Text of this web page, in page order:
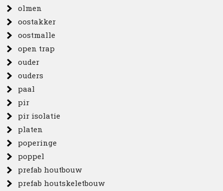
olmen
oostakker
oostmalle
open trap
ouder
ouders
paal
pir
pir isolatie
platen
poperinge
poppel
prefab houtbouw
prefab houtskeletbouw